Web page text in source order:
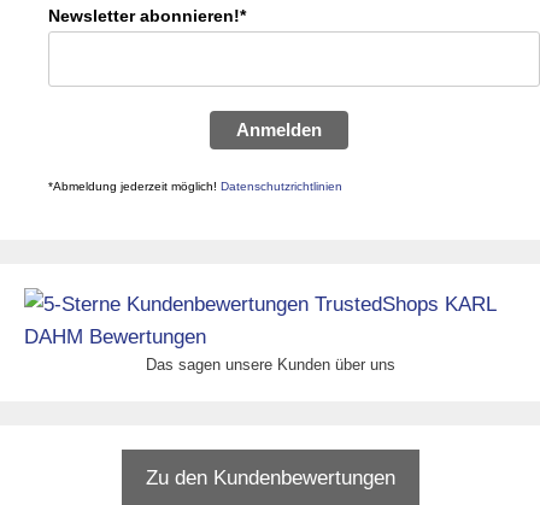
Newsletter abonnieren!*
Anmelden
*Abmeldung jederzeit möglich! Datenschutzrichtlinien
Das sagen unsere Kunden über uns
Zu den Kundenbewertungen